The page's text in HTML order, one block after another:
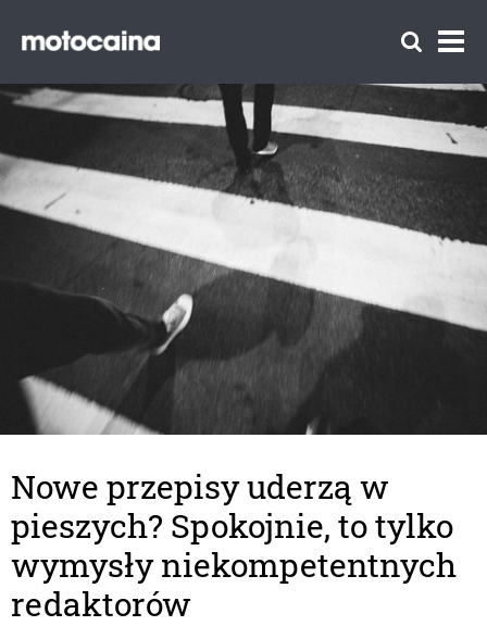
Nowe przepisy uderzą w
pieszych? Spokojnie, to tylko
wymysły niekompetentnych
redaktorów